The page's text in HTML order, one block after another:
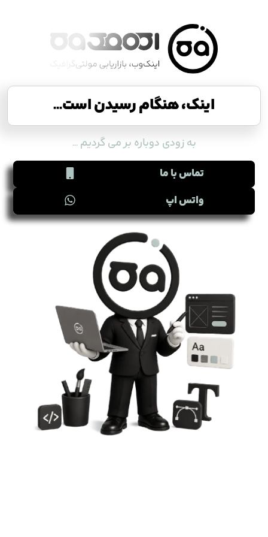
اینک، هنگام رسیدن است...
به زودی دوباره بر می گردیم ...
تماس با ما
واتس اپ